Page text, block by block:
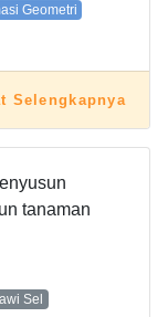
Geometri
Selengkapnya
tanaman
Sel